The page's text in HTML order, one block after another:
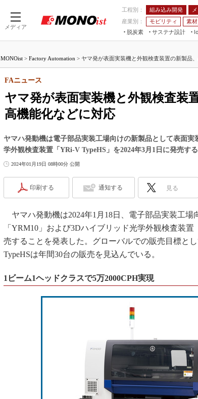
メディア
工程別： 組み込み開発
産業別：
モビリティ 素
脱炭素
サステナ設計
つながる工場AI×設備保全
IIFES
産業オ
MONOist > Factory Automation > ヤマ発が表面実装機と外観検査装置の新製品、
ヤマ発が表面実装機と外観検査装
高機能化などに対応
FAニュース
ヤマハ発動機は電子部品実装工場向けの新製品として表面
学外観検査装置「YRi-V TypeHS」を2024年3月1日に発売する
2024年01月19日 08時00分 公開
印刷する 通知する 見る
ヤマハ発動機は2024年1月18日、電子部品実装工場
「YRM10」および3Dハイブリッド光学外観検査装
売することを発表した。グローバルでの販売目標と
TypeHSは年間30台の販売を見込んでいる。
1ビーム1ヘッドクラスで5万2000CPH実現